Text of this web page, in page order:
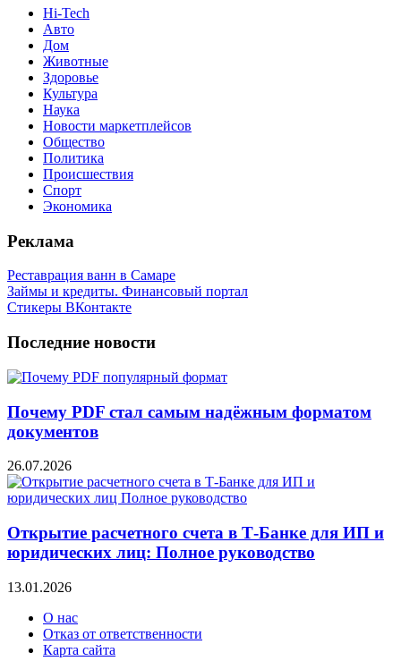
Hi-Tech
Авто
Дом
Животные
Здоровье
Культура
Наука
Новости маркетплейсов
Общество
Политика
Происшествия
Спорт
Экономика
Реклама
Реставрация ванн в Самаре
Займы и кредиты. Финансовый портал
Стикеры ВКонтакте
Последние новости
Почему PDF стал самым надёжным форматом
документов
26.07.2026
Открытие расчетного счета в Т-Банке для ИП и
юридических лиц: Полное руководство
13.01.2026
О нас
Отказ от ответственности
Карта сайта